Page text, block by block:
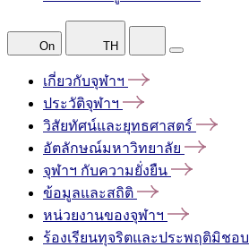
On TH
เกี่ยวกับจุฬาฯ
ประวัติจุฬาฯ
วิสัยทัศน์และยุทธศาสตร์
อัตลักษณ์มหาวิทยาลัย
จุฬาฯ กับความยั่งยืน
ข้อมูลและสถิติ
หน่วยงานของจุฬาฯ
ร้องเรียนทุจริตและประพฤติมิชอบ